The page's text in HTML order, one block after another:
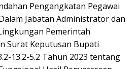
Pengangkatan Pegawai
Jabatan Administrator dan
Pemerintah
Surat Keputusan Bupati
13.2-5.2 Tahun 2023 tentang